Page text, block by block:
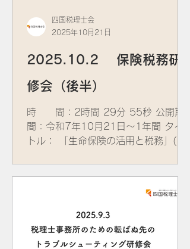
2025.10.2 保険税務研
修会（後半）
時 間：2時間 29分 55秒 公開期
間：令和7年10月21日～1年間 タイ
トル： 「生命保険の活用と税務」(後
四国税理士会
2025年10月21日